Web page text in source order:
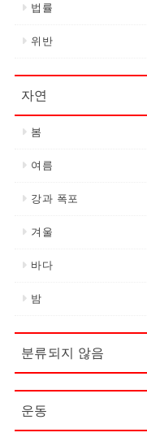
법률
위반
자연
봄
여름
강과 폭포
겨울
바다
밤
분류되지 않음
운동